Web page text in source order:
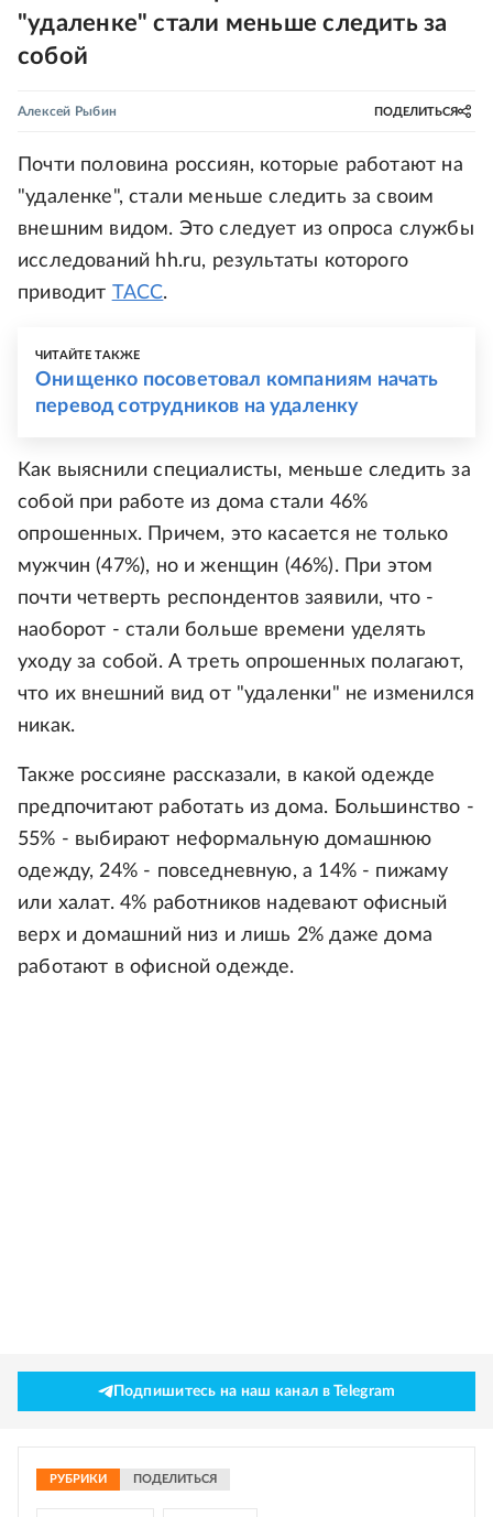
"удаленке" стали меньше следить за
собой
Алексей Рыбин ПОДЕЛИТЬСЯ
Почти половина россиян, которые работают на
"удаленке", стали меньше следить за своим
внешним видом. Это следует из опроса службы
исследований hh.ru, результаты которого
приводит ТАСС.
ЧИТАЙТЕ ТАКЖЕ
Онищенко посоветовал компаниям начать
перевод сотрудников на удаленку
Как выяснили специалисты, меньше следить за
собой при работе из дома стали 46%
опрошенных. Причем, это касается не только
мужчин (47%), но и женщин (46%). При этом
почти четверть респондентов заявили, что -
наоборот - стали больше времени уделять
уходу за собой. А треть опрошенных полагают,
что их внешний вид от "удаленки" не изменился
никак.
Также россияне рассказали, в какой одежде
предпочитают работать из дома. Большинство -
55% - выбирают неформальную домашнюю
одежду, 24% - повседневную, а 14% - пижаму
или халат. 4% работников надевают офисный
верх и домашний низ и лишь 2% даже дома
работают в офисной одежде.
Подпишитесь на наш канал в Telegram
РУБРИКИ ПОДЕЛИТЬСЯ